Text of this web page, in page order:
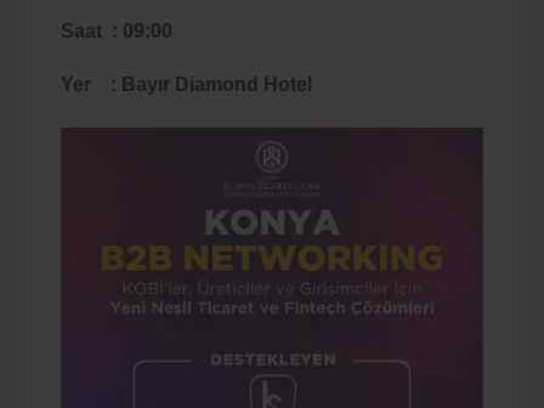
Saat : 09:00
Yer : Bayır Diamond Hotel